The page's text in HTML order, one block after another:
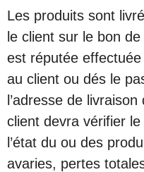
Les produits sont
le client sur le bon
est réputée
au client ou dés le
l’adresse de
client devra vérifier
l’état du ou des
avaries, pertes